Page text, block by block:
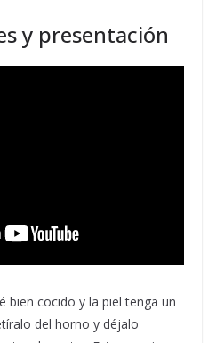
y presentación
bien cocido y la piel tenga un
del horno y déjalo